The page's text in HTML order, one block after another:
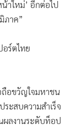
ตไทยกำลังผงาด
งประเทศไทยให้
ภาค”
อขวัญใจมหาชน